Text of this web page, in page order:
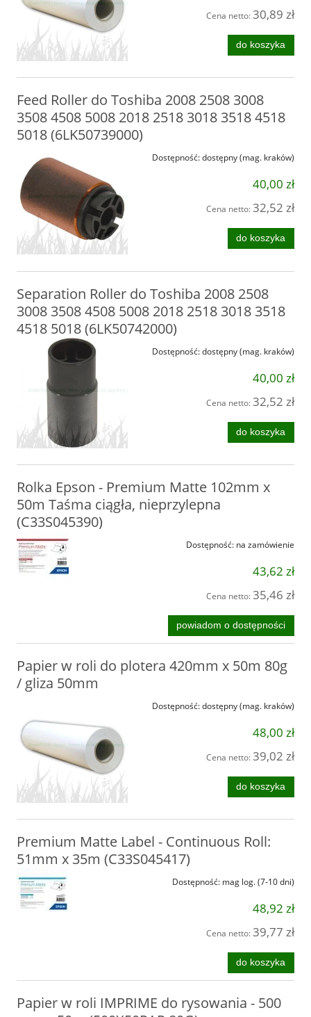
Cena netto:30,89 zł
do koszyka
Feed Roller do Toshiba 2008 2508 3008
3508 4508 5008 2018 2518 3018 3518 4518
5018 (6LK50739000)
Dostępność:dostępny (mag. kraków)
40,00 zł
Cena netto:32,52 zł
do koszyka
Separation Roller do Toshiba 2008 2508
3008 3508 4508 5008 2018 2518 3018 3518
4518 5018 (6LK50742000)
Dostępność:dostępny (mag. kraków)
40,00 zł
Cena netto:32,52 zł
do koszyka
Rolka Epson - Premium Matte 102mm x
50m Taśma ciągła, nieprzylepna
(C33S045390)
Dostępność: na zamówienie
43,62 zł
Cena netto:35,46 zł
powiadom o dostępności
Papier w roli do plotera 420mm x 50m 80g
/ gliza 50mm
Dostępność:dostępny (mag. kraków)
48,00 zł
Cena netto:39,02 zł
do koszyka
Premium Matte Label - Continuous Roll:
51mm x 35m (C33S045417)
Dostępność: mag log. (7-10 dni)
48,92 zł
Cena netto:39,77 zł
do koszyka
Papier w roli IMPRIME do rysowania - 500